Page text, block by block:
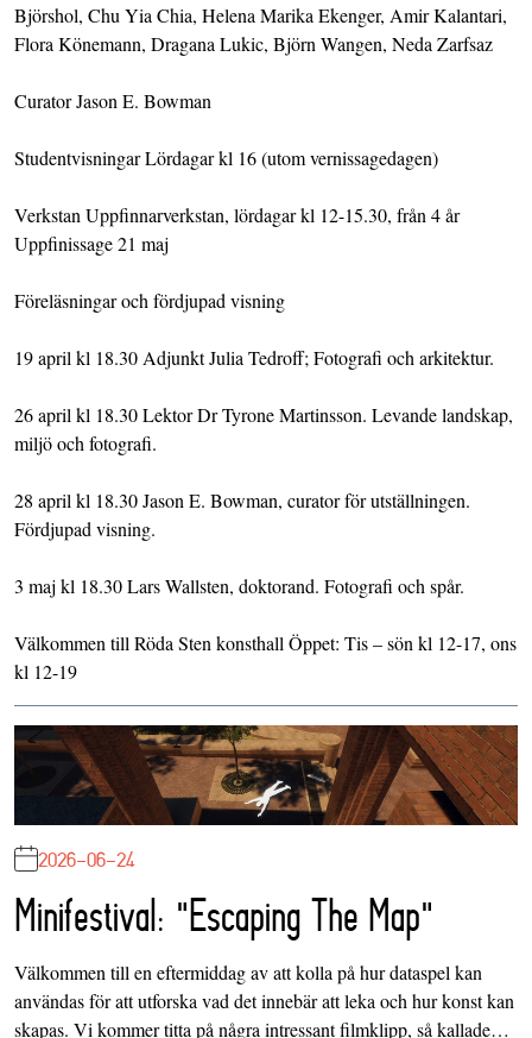
Björshol, Chu Yia Chia, Helena Marika Ekenger, Amir Kalantari,
Flora Könemann, Dragana Lukic, Björn Wangen, Neda Zarfsaz
Curator Jason E. Bowman
Studentvisningar Lördagar kl 16 (utom vernissagedagen)
Verkstan Uppfinnarverkstan, lördagar kl 12-15.30, från 4 år
Uppfinissage 21 maj
Föreläsningar och fördjupad visning
19 april kl 18.30 Adjunkt Julia Tedroff; Fotografi och arkitektur.
26 april kl 18.30 Lektor Dr Tyrone Martinsson. Levande landskap,
miljö och fotografi.
28 april kl 18.30 Jason E. Bowman, curator för utställningen.
Fördjupad visning.
3 maj kl 18.30 Lars Wallsten, doktorand. Fotografi och spår.
Välkommen till Röda Sten konsthall Öppet: Tis – sön kl 12-17, ons
kl 12-19
2026-06-24
Minifestival: "Escaping The Map"
Välkommen till en eftermiddag av att kolla på hur dataspel kan
användas för att utforska vad det innebär att leka och hur konst kan
skapas. Vi kommer titta på några intressant filmklipp, så kallade…